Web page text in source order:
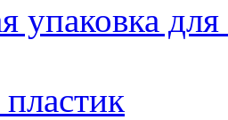
упаковка